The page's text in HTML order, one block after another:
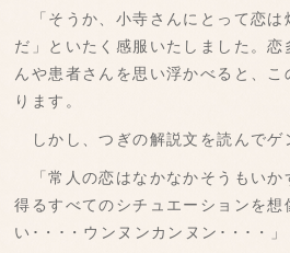
「そうか、小寺さんにとって恋は
だ」といたく感服いたしました。恋
んや患者さんを思い浮かべると、こ
ります。
しかし、つぎの解説文を読んでゲ
「常人の恋はなかなかそうもいか
得るすべてのシチュエーションを想
い･・･・ウンヌンカンヌン･・･・」